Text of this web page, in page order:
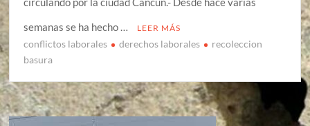
semanas se ha hecho …
LEER MÁS
conflictos laborales derechos laborales
recoleccion
basura